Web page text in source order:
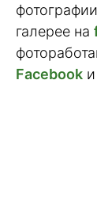
галерее на
Facebook и